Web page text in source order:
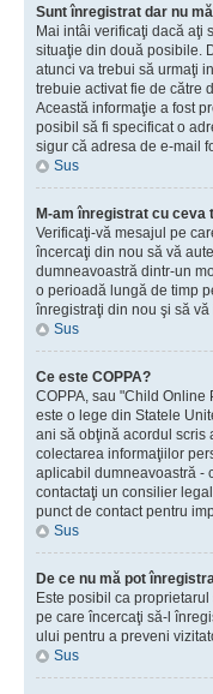
Sunt înregistrat dar nu
Mai intâi verificaţi dacă aţi
situaţie din două posibile.
atunci va trebui să urmaţi
trebuie activat fie de către
Această informaţie a fost
posibil să fi specificat o
sigur că adresa de e-mail
Sus
M-am înregistrat cu ceva
Verificaţi-vă mesajul pe
încercaţi din nou să vă
dumneavoastră dintr-un
o perioadă lungă de timp
înregistraţi din nou şi să
Sus
Ce este COPPA?
COPPA, sau "Child Online
este o lege din Statele
ani să obţină acordul scris
colectarea informaţiilor
aplicabil dumneavoastră -
contactaţi un consilier
punct de contact pentru
Sus
De ce nu mă pot
Este posibil ca
pe care încercaţi să-l
ului pentru a preveni
Sus